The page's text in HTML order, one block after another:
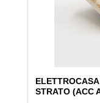
STRATO (ACC